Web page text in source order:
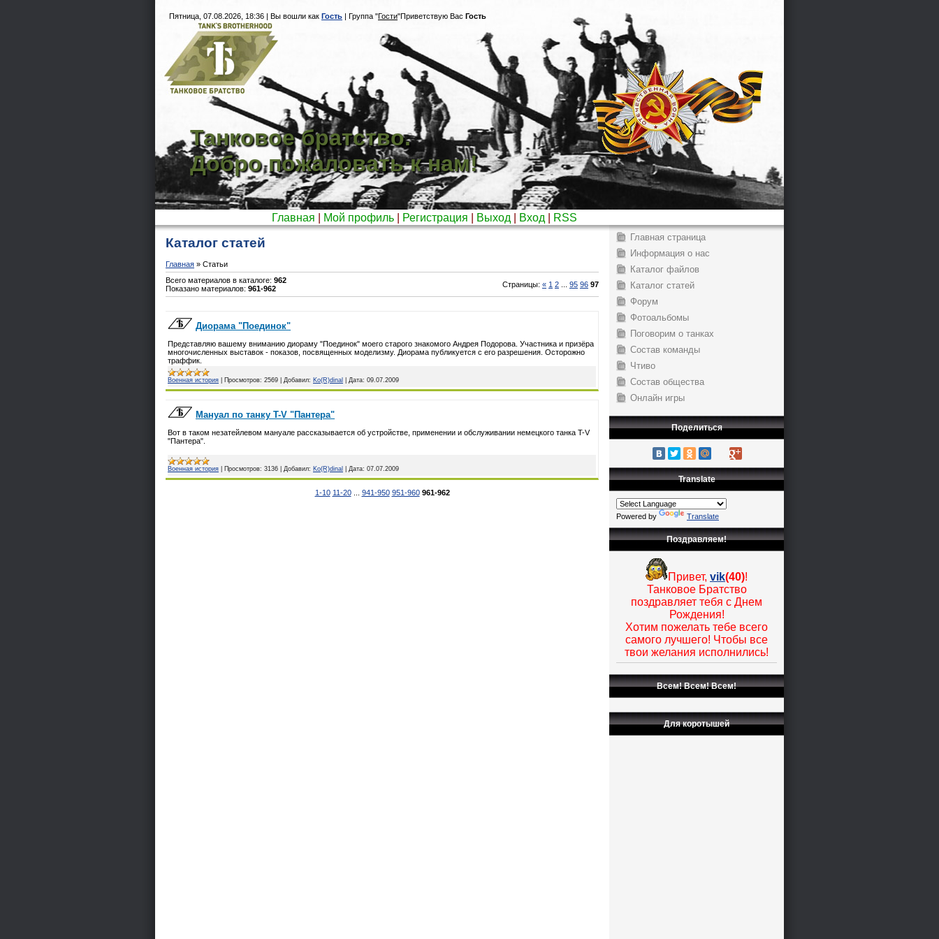
Пятница, 07.08.2026, 18:36 | Вы вошли как Гость | Группа "Гости"Приветствую Вас Гость
Танковое братство.
Добро пожаловать к нам!
Главная Мой профиль Регистрация Выход Вход RSS
Каталог статей
Главная » Статьи
Всего материалов в каталоге: 962
Показано материалов: 961-962 Страницы: « 1 2 95 96 97
Диорама "Поединок"
Представляю вашему вниманию диораму "Поединок" моего старого знакомого Андрея Подорова. Участника и призёра
многочисленных выставок - показов, посвященных моделизму. Диорама публикуется с его разрешения. Осторожно
траффик.
Военная история Просмотров: 2569 Добавил: Ko(R)dinal Дата: 09.07.2009
Мануал по танку T-V "Пантера"
Вот в таком незатейлевом мануале рассказывается об устройстве, применении и обслуживании немецкого танка T-V
"Пантера".
Военная история Просмотров: 3136 Добавил: Ko(R)dinal Дата: 07.07.2009
1-10 11-20 ... 941-950 951-960 961-962
Главная страница
Информация о нас
Каталог файлов
Каталог статей
Форум
Фотоальбомы
Поговорим о танках
Состав команды
Чтиво
Состав общества
Онлайн игры
Поделиться
Translate
Powered by Translate
Поздравляем!
Привет, vik(40)!
Танковое Братство
поздравляет тебя с Днем
Рождения!
Хотим пожелать тебе всего
самого лучшего! Чтобы все
твои желания исполнились!
Всем! Всем! Всем!
Для коротышей